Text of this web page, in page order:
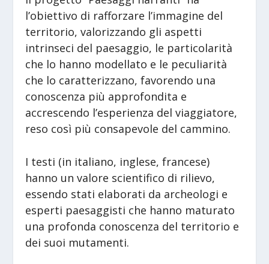
l’obiettivo di rafforzare l’immagine del
territorio, valorizzando gli aspetti
intrinseci del paesaggio, le particolarità
che lo hanno modellato e le peculiarità
che lo caratterizzano, favorendo una
conoscenza più approfondita e
accrescendo l’esperienza del viaggiatore,
reso così più consapevole del cammino.
I testi (in italiano, inglese, francese)
hanno un valore scientifico di rilievo,
essendo stati elaborati da archeologi e
esperti paesaggisti che hanno maturato
una profonda conoscenza del territorio e
dei suoi mutamenti.